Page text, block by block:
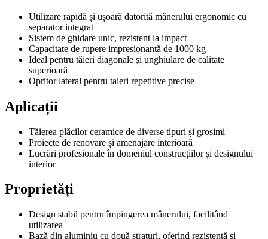
Utilizare rapidă și ușoară datorită mânerului ergonomic cu
separator integrat
Sistem de ghidare unic, rezistent la impact
Capacitate de rupere impresionantă de 1000 kg
Ideal pentru tăieri diagonale și unghiulare de calitate
superioară
Opritor lateral pentru taieri repetitive precise
Aplicații
Tăierea plăcilor ceramice de diverse tipuri și grosimi
Proiecte de renovare și amenajare interioară
Lucrări profesionale în domeniul construcțiilor și designului
interior
Proprietăți
Design stabil pentru împingerea mânerului, facilitând
utilizarea
Bază din aluminiu cu două straturi, oferind rezistență și